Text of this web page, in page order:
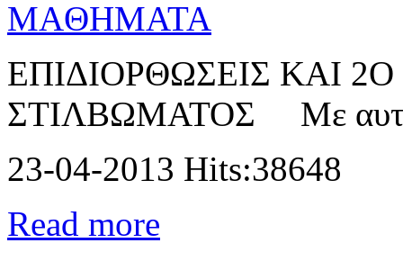
MAΘΗΜΑΤΑ
ΕΠΙΔΙΟΡΘΩΣΕΙΣ ΚΑΙ
ΣΤΙΛΒΩΜΑΤΟΣ Με αυτήν
23-04-2013 Hits:38648
Read more